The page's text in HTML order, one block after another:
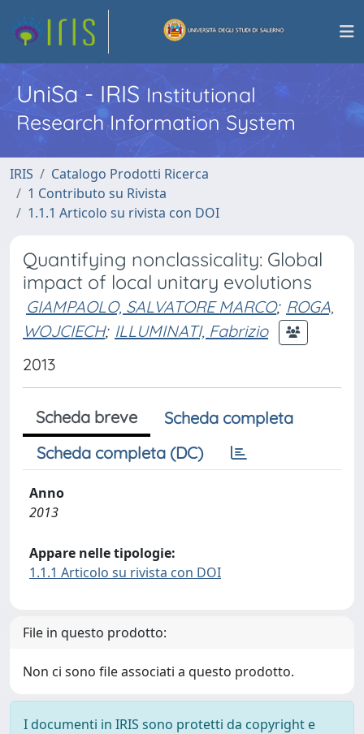
UniSa - IRISInstitutional
Research Information System
IRIS
Catalogo Prodotti Ricerca
1 Contributo su Rivista
1.1.1 Articolo su rivista con DOI
Quantifying nonclassicality: Global
impact of local unitary evolutions
GIAMPAOLO, SALVATORE MARCO; ROGA,
WOJCIECH; ILLUMINATI, Fabrizio
2013
Scheda breve
Scheda completa
Scheda completa (DC)
Anno
2013
Appare nelle tipologie:
1.1.1 Articolo su rivista con DOI
File in questo prodotto:
Non ci sono file associati a questo prodotto.
I documenti in IRIS sono protetti da copyright e